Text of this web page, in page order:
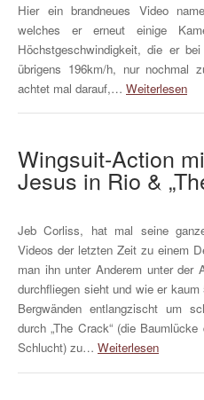
Hier ein brandneues Video
welches er erneut einige
Höchstgeschwindigkeit, die er
übrigens 196km/h, nur
achtet mal darauf,… Weiterlesen
Wingsuit-Action
Jesus in Rio &
Jeb Corliss, hat mal seine
Videos der letzten Zeit zu einem
man ihn unter Anderem unter der
durchfliegen sieht und wie er
Bergwänden entlangzischt um
durch „The Crack“ (die
Schlucht) zu… Weiterlesen